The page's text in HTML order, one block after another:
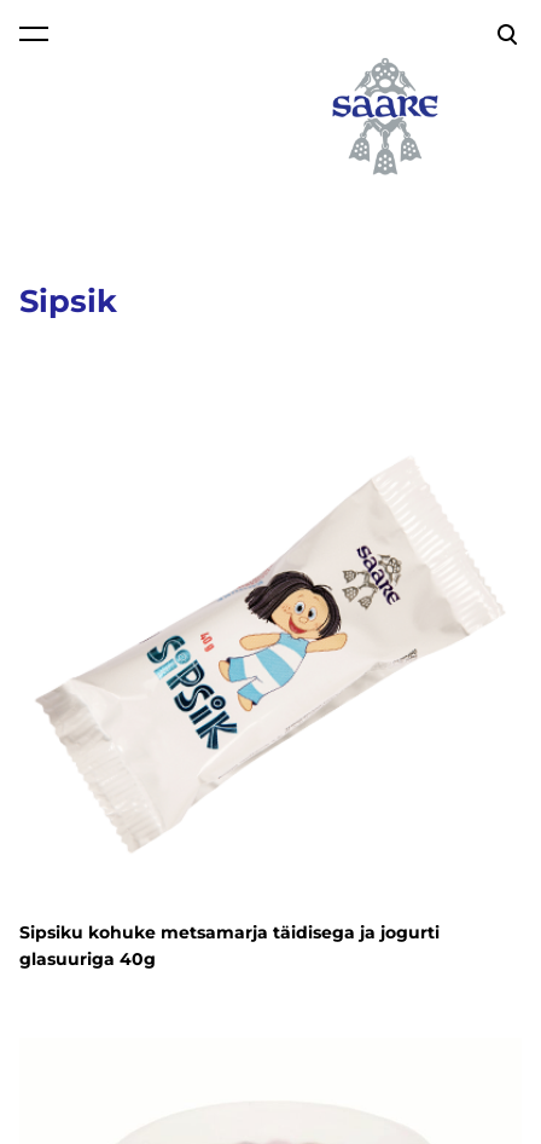
lisati ostukorvi.
Sipsik
Sipsiku kohuke metsamarja täidisega ja jogurti
glasuuriga 40g